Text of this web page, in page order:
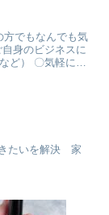
ど） 〇気軽に
たいを解決 家